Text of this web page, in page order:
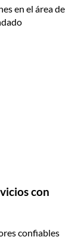
en el área de
con
confiables